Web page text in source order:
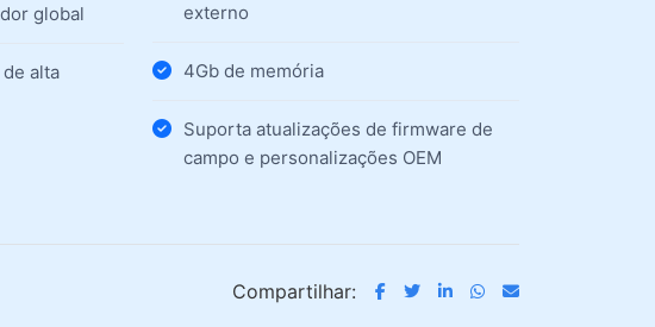
global
alta
externo
4Gb de memória
Suporta atualizações de firmware de
campo e personalizações OEM
Compartilhar: